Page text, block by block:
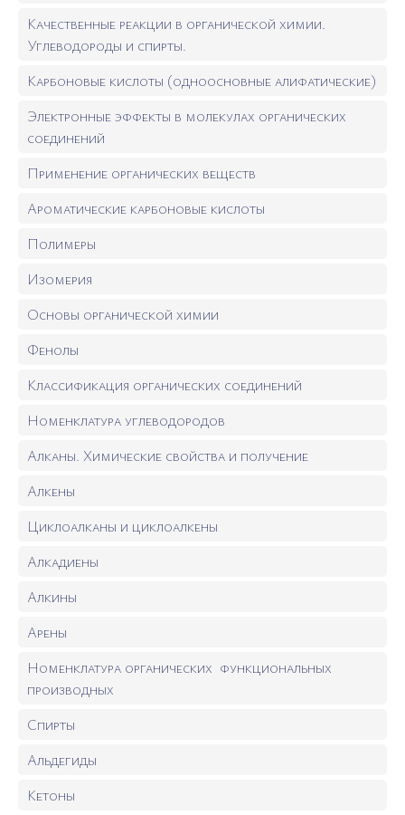
Качественные реакции в органической химии.
Углеводороды и спирты.
Карбоновые кислоты (одноосновные алифатические)
Электронные эффекты в молекулах органических
соединений
Применение органических веществ
Ароматические карбоновые кислоты
Полимеры
Изомерия
Основы органической химии
Фенолы
Классификация органических соединений
Номенклатура углеводородов
Алканы. Химические свойства и получение
Алкены
Циклоалканы и циклоалкены
Алкадиены
Алкины
Арены
Номенклатура органических функциональных
производных
Спирты
Альдегиды
Кетоны